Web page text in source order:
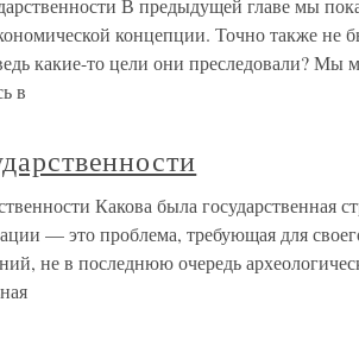
В предыдущей главе мы
концепции. Точно также не
какие-то цели они преследовали? Мы
в
Какова была государственная
— это проблема, требующая для
не в последнюю очередь